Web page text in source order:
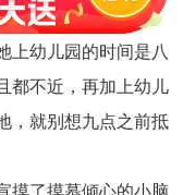
上幼儿园的时间是八
都不近，再加上幼儿
，就别想九点之前抵
摸了摸慕倾心的小脑